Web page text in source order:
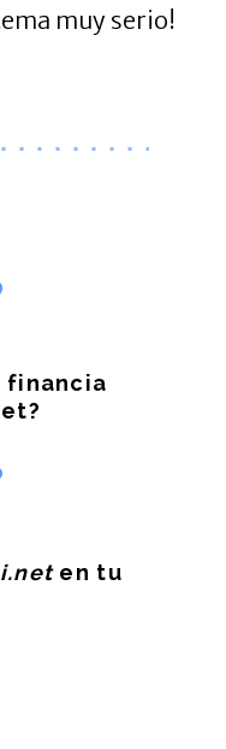
muy serio!
financia
en tu